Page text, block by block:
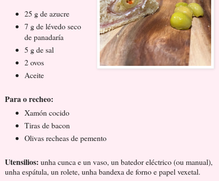
25 g de azucre
7 g de lévedo seco
de panadaría
5 g de sal
2 ovos
Aceite
Para o recheo:
Xamón cocido
Tiras de bacon
Olivas recheas de pemento
Utensilios: unha cunca e un vaso, un batedor eléctrico (ou manual),
unha espátula, un rolete, unha bandexa de forno e papel vexetal.